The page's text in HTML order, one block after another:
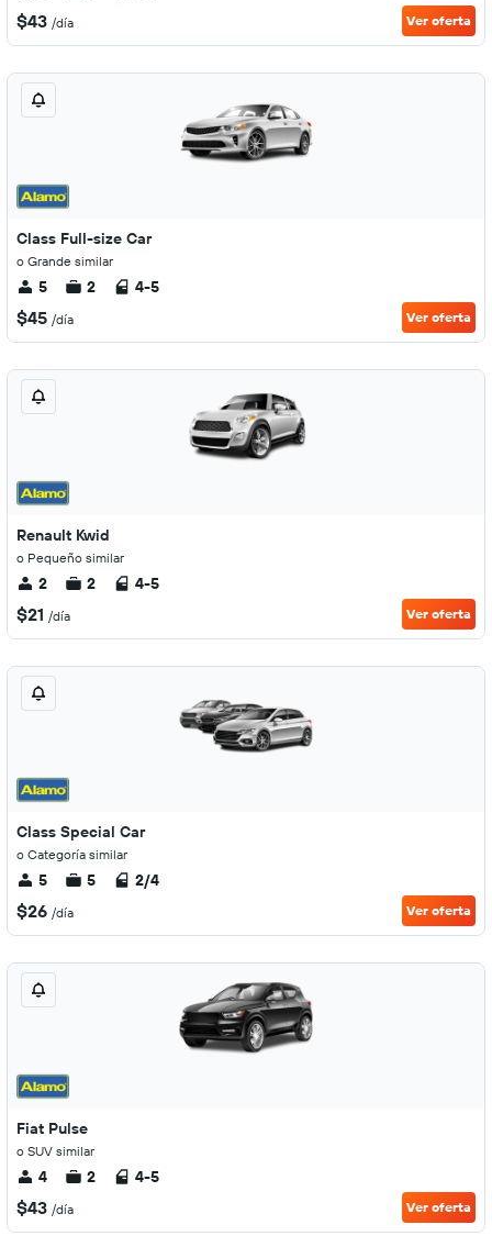
$43 /día Ver oferta
Class Full-size Car
o Grande similar
5 2 4-5
$45 /día Ver oferta
Renault Kwid
o Pequeño similar
2 2 4-5
$21 /día Ver oferta
Class Special Car
o Categoría similar
5 5 2/4
$26 /día Ver oferta
Fiat Pulse
o SUV similar
4 2 4-5
$43 /día Ver oferta